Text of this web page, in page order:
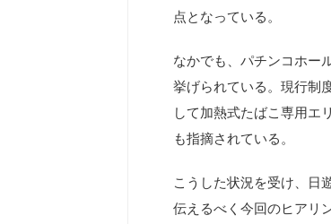
点となっている。
なかでも、パチンコホー
挙げられている。現行制
して加熱式たばこ専用エ
も指摘されている。
こうした状況を受け、日
伝えるべく今回のヒアリ